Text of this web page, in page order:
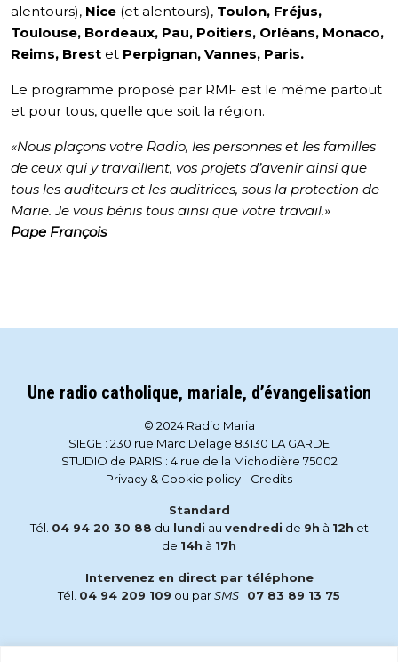
alentours), Nice (et alentours), Toulon, Fréjus,
Toulouse, Bordeaux, Pau, Poitiers, Orléans, Monaco,
Reims, Brest et Perpignan, Vannes, Paris.
Le programme proposé par RMF est le même partout
et pour tous, quelle que soit la région.
«Nous plaçons votre Radio, les personnes et les familles
de ceux qui y travaillent, vos projets d’avenir ainsi que
tous les auditeurs et les auditrices, sous la protection de
Marie. Je vous bénis tous ainsi que votre travail.»
Pape François
Une radio catholique, mariale, d’évangelisation
© 2024 Radio Maria
SIEGE : 230 rue Marc Delage 83130 LA GARDE
STUDIO de PARIS : 4 rue de la Michodière 75002
Privacy & Cookie policy- Credits
Standard
Tél. 04 94 20 30 88 du lundi au vendredi de 9h à 12h et
de 14h à 17h
Intervenez en direct par téléphone
Tél. 04 94 209 109 ou parSMS : 07 83 89 13 75